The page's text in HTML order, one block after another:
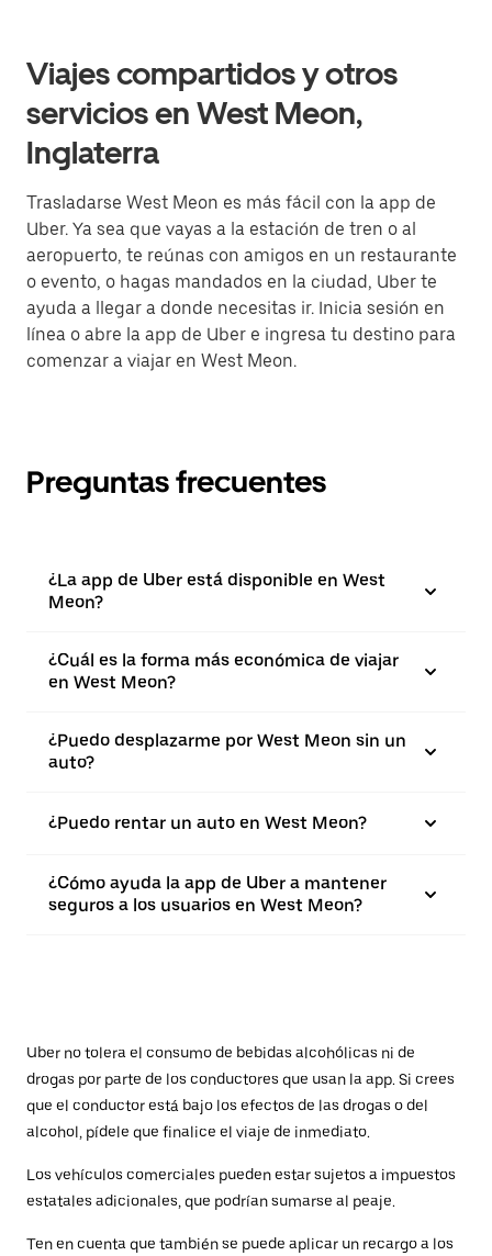
Viajes compartidos y otros
servicios en West Meon,
Inglaterra
Trasladarse West Meon es más fácil con la app de
Uber. Ya sea que vayas a la estación de tren o al
aeropuerto, te reúnas con amigos en un restaurante
o evento, o hagas mandados en la ciudad, Uber te
ayuda a llegar a donde necesitas ir. Inicia sesión en
línea o abre la app de Uber e ingresa tu destino para
comenzar a viajar en West Meon.
Preguntas frecuentes
¿La app de Uber está disponible en West
Meon?
¿Cuál es la forma más económica de viajar
en West Meon?
¿Puedo desplazarme por West Meon sin un
auto?
¿Puedo rentar un auto en West Meon?
¿Cómo ayuda la app de Uber a mantener
seguros a los usuarios en West Meon?
Uber no tolera el consumo de bebidas alcohólicas ni de
drogas por parte de los conductores que usan la app. Si crees
que el conductor está bajo los efectos de las drogas o del
alcohol, pídele que finalice el viaje de inmediato.
Los vehículos comerciales pueden estar sujetos a impuestos
estatales adicionales, que podrían sumarse al peaje.
Ten en cuenta que también se puede aplicar un recargo a los